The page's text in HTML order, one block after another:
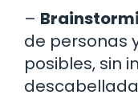
–
de personas
posibles, sin